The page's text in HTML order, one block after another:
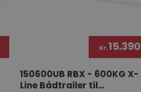
Kr.15.390
150600UB RBX - 600KG X-
Line Bådtrailer til